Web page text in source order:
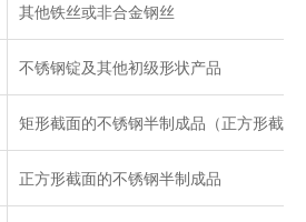
其他铁丝或非合金钢丝
不锈钢锭及其他初级形状产品
矩形截面的不锈钢半制成品（正方形截面
正方形截面的不锈钢半制成品